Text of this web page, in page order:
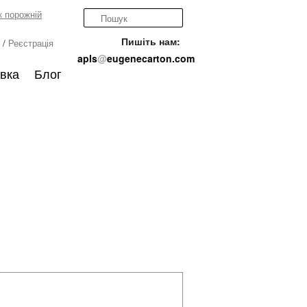
Блог
порожній
/ Реєстрація
Пишіть нам:
apls@eugenecarton.com